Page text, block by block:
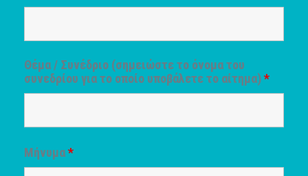
Θέμα / Συνέδριο (σημειώστε το όνομα του
συνεδρίου για το οποίο υποβάλετε το αίτημα)*
Μήνυμα*